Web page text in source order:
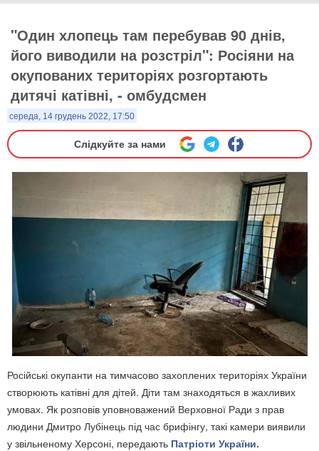
"Один хлопець там перебував 90 днів,
його виводили на розстріл": Росіяни на
окупованих територіях розгортають
дитячі катівні, - омбудсмен
середа, 14 грудень 2022, 17:50
Слідкуйте за нами
Російські окупанти на тимчасово захоплених територіях України
створюють катівні для дітей. Діти там знаходяться в жахливих
умовах. Як розповів уповноважений Верховної Ради з прав
людини Дмитро Лубінець під час брифінгу, такі камери виявили
у звільненому Херсоні, передають Патріоти України.